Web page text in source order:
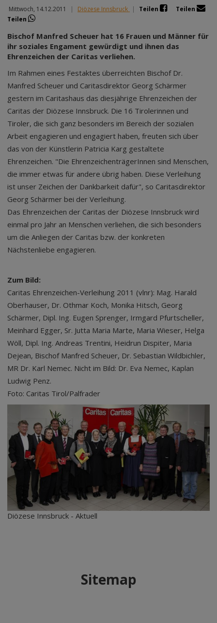
Mittwoch, 14.12.2011 | Diözese Innsbruck | Teilen
Teilen
Teilen
Bischof Manfred Scheuer hat 16 Frauen und Männer für
ihr soziales Engament gewürdigt und ihnen das
Ehrenzeichen der Caritas verliehen.
Im Rahmen eines Festaktes überreichten Bischof Dr.
Manfred Scheuer und Caritasdirektor Georg Schärmer
gestern im Caritashaus das diesjährige Ehrenzeichen der
Caritas der Diözese Innsbruck. Die 16 Tirolerinnen und
Tiroler, die sich ganz besonders im Bereich der sozialen
Arbeit engagieren und engagiert haben, freuten sich über
das von der Künstlerin Patricia Karg gestaltete
Ehrenzeichen. "Die EhrenzeichenträgerInnen sind Menschen,
die immer etwas für andere übrig haben. Diese Verleihung
ist unser Zeichen der Dankbarkeit dafür", so Caritasdirektor
Georg Schärmer bei der Verleihung.
Das Ehrenzeichen der Caritas der Diözese Innsbruck wird
einmal pro Jahr an Menschen verliehen, die sich besonders
um die Anliegen der Caritas bzw. der konkreten
Nächstenliebe engagieren.
Zum Bild:
Caritas Ehrenzeichen-Verleihung 2011 (vlnr): Mag. Harald
Oberhauser, Dr. Othmar Koch, Monika Hitsch, Georg
Schärmer, Dipl. Ing. Eugen Sprenger, Irmgard Pfurtscheller,
Meinhard Egger, Sr. Jutta Maria Marte, Maria Wieser, Helga
Wöll, Dipl. Ing. Andreas Trentini, Heidrun Dispiter, Maria
Dejean, Bischof Manfred Scheuer, Dr. Sebastian Wildbichler,
MR Dr. Karl Nemec. Nicht im Bild: Dr. Eva Nemec, Kaplan
Ludwig Penz.
Foto: Caritas Tirol/Palfrader
Diözese Innsbruck - Aktuell
Sitemap